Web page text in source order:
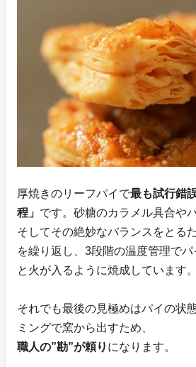
厚焼きのリーフパイで最も試行錯
程」 です。砂糖のカラメル具合や
そしてその絶妙なバランスをとる
を繰り返し、3段階の温度管理で
と火が入るように焼成しています。
それでも最後の見極めはパイの状
ミングで窯から出すため、
職人の”勘”が頼り になります。